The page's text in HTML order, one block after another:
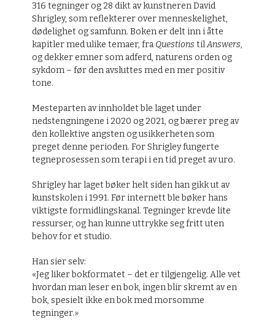
316 tegninger og 28 dikt av kunstneren David
Shrigley, som reflekterer over menneskelighet,
dødelighet og samfunn. Boken er delt inn i åtte
kapitler med ulike temaer, fra Questions tilAnswers,
og dekker emner som adferd, naturens orden og
sykdom – før den avsluttes med en mer positiv
tone.
Mesteparten av innholdet ble laget under
nedstengningene i 2020 og 2021, og bærer preg av
den kollektive angsten og usikkerheten som
preget denne perioden. For Shrigley fungerte
tegneprosessen som terapi i en tid preget av uro.
Shrigley har laget bøker helt siden han gikk ut av
kunstskolen i 1991. Før internett ble bøker hans
viktigste formidlingskanal. Tegninger krevde lite
ressurser, og han kunne uttrykke seg fritt uten
behov for et studio.
Han sier selv:
«Jeg liker bokformatet – det er tilgjengelig. Alle vet
hvordan man leser en bok, ingen blir skremt av en
bok, spesielt ikke en bok med morsomme
tegninger.»